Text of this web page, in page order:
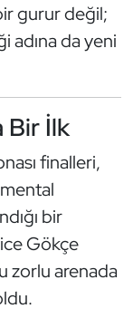
gurur değil;
adına da yeni
Bir İlk
finalleri,
bir
Gökçe
zorlu arenada